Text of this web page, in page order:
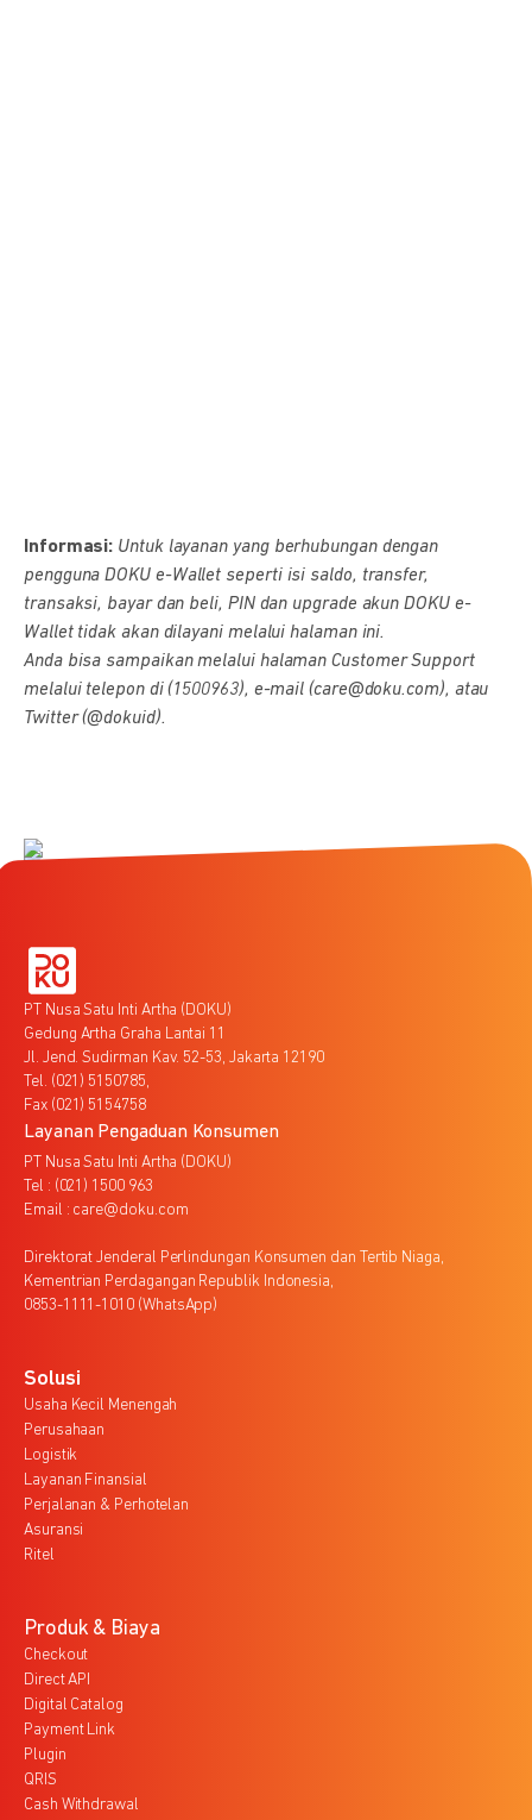
Informasi: Untuk layanan yang berhubungan dengan
pengguna DOKU e-Wallet seperti isi saldo, transfer,
transaksi, bayar dan beli, PIN dan upgrade akun DOKU e-
Wallet tidak akan dilayani melalui halaman ini.
Anda bisa sampaikan melalui halaman Customer Support
melalui telepon di (1500963), e-mail (care@doku.com), atau
Twitter (@dokuid).
PT Nusa Satu Inti Artha (DOKU)
Gedung Artha Graha Lantai 11
Jl. Jend. Sudirman Kav. 52-53, Jakarta 12190
Tel. (021) 5150785,
Fax (021) 5154758
Layanan Pengaduan Konsumen
PT Nusa Satu Inti Artha (DOKU)
Tel : (021) 1500 963
Email : care@doku.com
Direktorat Jenderal Perlindungan Konsumen dan Tertib Niaga,
Kementrian Perdagangan Republik Indonesia,
0853-1111-1010 (WhatsApp)
Solusi
Usaha Kecil Menengah
Perusahaan
Logistik
Layanan Finansial
Perjalanan & Perhotelan
Asuransi
Ritel
Produk & Biaya
Checkout
Direct API
Digital Catalog
Payment Link
Plugin
QRIS
Cash Withdrawal